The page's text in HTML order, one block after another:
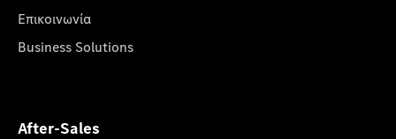
Επικοινωνία
Business Solutions
After-Sales